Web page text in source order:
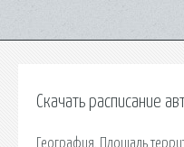
Скачать расписание
География. Площадь